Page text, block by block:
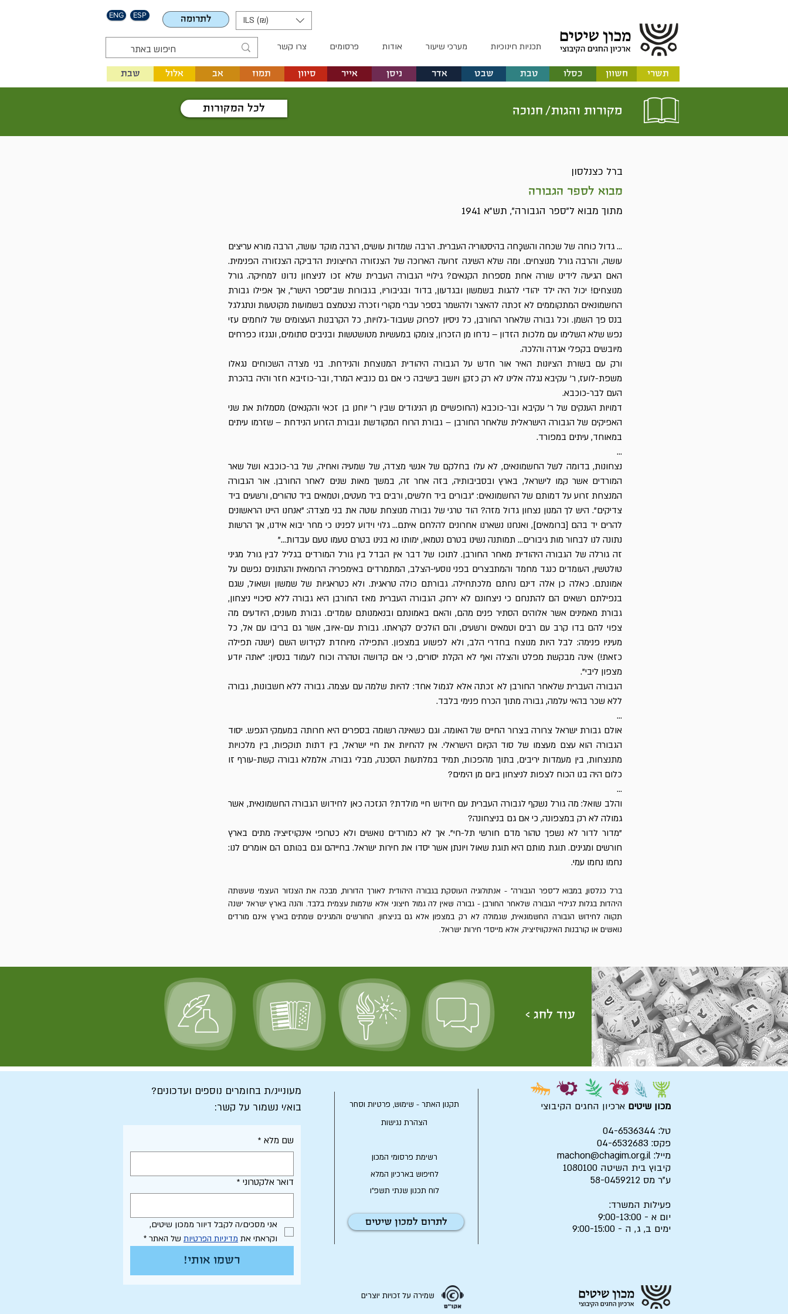
ENG ESP לתרומה ILS (₪)
תכניות חינוכיות מערכי שיעור אודות פרסומים צרו קשר
אלול שבת תמוז אב ניסן סיוון אדר טבת שבט חשוון תשרי כסלו אייר
לכל המקורות חנוכה מקורות והגות/
ברל כצנלסון
מבוא לספר הגבורה
מתוך מבוא ל"ספר הגבורה", תש"א 1941
...גדול כוחה של שכחה והשכָּחה בהיסטוריה העברית. הרבה שמדות עושים, הרבה מוקד עושה, הרבה מורא עריצים
עושה, והרבה גורל מנוצחים. ומה שלא השיגה זרועה הארוכה של הצנזורה החיצונית הדביקה הצנזורה הפנימית.
האם הגיעה לידינו שורה אחת מספרות הקנאים? גילויי הגבורה העברית שלא זכו לניצחון נדונו למחיקה. גורל
מנוצחים! יכול היה ילד יהודי להגות בשמשון ובגדעון, בדוד ובגיבוריו, בגבורות שב"ספר הישר", אך אפילו גבורת
החשמונאים המתקוממים לא זכתה להאצר ולהשמר בספר עברי מקורי וזכרה נצטמצם בשמועות מקוטעות ונתגלגל
בנס פך השמן. וכל גבורה שלאחר החורבן, כל ניסיון לפרוק שעבוד-גלויות, כל הקרבנות העצומים של לוחמים עזי
נפש שלא השלימו עם מלכות הזדון – נדחו מן הזכרון, צומקו במעשיות מטושטשות ובניבים סתומים, ונגנזו כפרחים
מיובשים בקפלי אגדה והלכה.
ורק עם בשורת הציונות האיר אור חדש על הגבורה היהודית המנוצחת והנידחת. בני מצדה השכוחים נגאלו
משפת-לועז, ר' עקיבא נגלה אלינו לא רק כזקן ויושב בישיבה כי אם גם כנביא המרד, ובר-כוזיבא חזר והיה בהכרת
העם לבר-כוכבא.
דמויות הענקים של ר' עקיבא ובר-כוכבא (החופשיים מן הניגודים שבין ר' יוחנן בן זכאי והקנאים) מסמלות את שני
האפיקים של הגבורה הישראלית שלאחר החורבן – גבורת הרוח המקודשת וגבורת הזרוע הנידחת – שזרמו עיתים
במאוחד, עיתים במפורד.
...
נצחונות, בדומה לשל החשמונאים, לא עלו בחלקם של אנשי מצדה, של שמעיה ואחיה, של בר-כוכבא ושל שאר
המורדים אשר קמו לישראל, בארץ ובסביבותיה, בזה אחר זה, במשך מאות שנים לאחר החורבן. אור הגבורה
המנצחת זרוע על דמותם של החשמונאים: "גבורים ביד חלשים, ורבים ביד מעטים, וטמאים ביד טהורים, ורשעים ביד
צדיקים". היש לך המנון נצחון גדול מזה? הוד טרגי של גבורה מנוצחת עוטה את בני מצדה: "אנחנו היינו הראשונים
להרים יד בהם [ברומאים], ואנחנו נשארנו אחרונים להלחם איתם... גלוי וידוע לפנינו כי מחר יבוא אידנו, אך הרשות
נתונה לנו לבחור מות גיבורים... תמותנה נשינו בטרם נטמאו, ימותו נא בנינו בטרם טעמו טעם עבדות..."
זה גורלה של הגבורה היהודית מאחר החורבן. לתוכו של דבר אין הבדל בין גורל המורדים בגליל לבין גורל מגיני
טולטשין, העומדים כנגד מחמד והמתבצרים בפני נוסעי-הצלב, המתמרדים באימפריה הרומאית והנתונים נפשם על
אמונתם. כאלה כן אלה דינם נחתם מלכתחילה. גבורתם כולה טראגית. ולא כטראגיות של שמשון ושאול, שגם
בנפילתם רשאים הם להתנחם כי ניצחונם לא ירחק. הגבורה העברית מאז החורבן היא גבורה ללא סיכויי ניצחון,
גבורת מאמינים אשר אלוהים הסתיר פנים מהם, והאם באמונתם ובנאמנותם עומדים. גבורת מעונים, היודעים מה
צפוי להם בדו קרב עם רבים וטמאים ורשעים, והם הולכים לקראתו. גבורת עם-איוב, אשר גם בריבו עם אל, כל
מעיניו פנימה: לבל היות מנוצח בחדרי הלב, ולא לפשוע במצפון. התפילה מיוחדת לקידוש השם (ישנה תפילה
כזאת!) אינה מבקשת מפלט והצלה ואף לא הקלת יסורים, כי אם קדושה וטהרה וכוח לעמוד בנסיון: "אתה יודע
מצפון ליבי".
הגבורה העברית שלאחר החורבן לא זכתה אלא לגמול אחד: להיות שלמה עם עצמה. גבורה ללא חשבונות, גבורה
ללא שכר בהאי עלמה, גבורה מתוך הכרח פנימי בלבד.
...
אולם גבורת ישראל צרורה בצרור החיים של האומה. וגם כשאינה רשומה בספרים היא חרותה במעמקי הנפש. יסוד
הגבורה הוא עצם מעצמו של סוד הקיום הישראלי. אין להחיות את חיי ישראל, בין דתות תוקפות, בין מלכויות
מתנצחות, בין מעמדות יריבים, בתוך מהפכות, תמיד במלתעות הסכנה, מבלי גבורה. אלמלא גבורה קשת-עורף זו
כלום היה בנו הכוח לצפות לניצחון ביום מן הימים?
...
והלב שואל: מה גורל נשקף לגבורה העברית עם חידוש חיי מולדת? הנזכה כאן לחידוש הגבורה החשמונאית, אשר
גמולה לא רק במצפונה, כי אם גם בניצחונה?
"מדור לדור לא נשפך טהור מדם חורשי תל-חי". אך לא כמורדים נואשים ולא כטרופי אינקויזיציה מתים בארץ
חורשים ומגינים. תוגת מותם היא תוגת שאול ויונתן אשר יסדו את חירות ישראל. בחייהם וגם במותם הם אומרים לנו:
נחמו נחמו עמי.
ברל כנלסון, במבוא ל"ספר הגבורה" - אנתולוגיה העוסקת בגבורה היהודית לאורך הדורות, מבכה את הצנזור העצמי שעשתה
היהדות בגלות לגילויי הגבורה שלאחר החורבן - גבורה שאין לה גמול חיצוני אלא שלמות עצמית בלבד. והנה בארץ ישראל ישנה
תקווה לחידוש הגבורה החשמונאית, שגמולה לא רק במצפון אלא גם בניצחון. החורשים והמגינים שמתים בארץ אינם מורדים
נואשים או קורבנות האינקוויזיציה, אלא מייסדי חירות ישראל.
עוד לחג >
מעוניינ/ת בחומרים נוספים ועדכונים?
בוא/י נשמור על קשר:
שם מלא *
דואר אלקטרוני *
וקראתי את מדיניות הפרטיות של האתר *
רשמו אותי!
תקנון האתר - שימוש, פרטיות וסחר
הצהרת נגישות
רשימת פרסומי המכון
לחיפוש בארכיון המלא
לוח תכנון שנתי תשפ"ו
לתרום למכון שיטים
מכון שיטים ארכיון החגים הקיבוצי
טל: 04-6536344
פקס: 04-6532683
מייל: machon@chagim.org.il
קיבוץ בית השיטה 1080100
ע"ר מס 58-0459212
פעילות המשרד:
יום א - 9:00-13:00
ימים ב, ג, ה - 9:00-15:00
שמירה על זכויות יוצרים